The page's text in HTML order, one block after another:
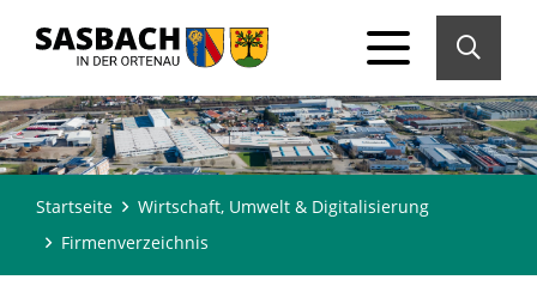
Startseite
Wirtschaft, Umwelt & Digitalisierung
Firmenverzeichnis